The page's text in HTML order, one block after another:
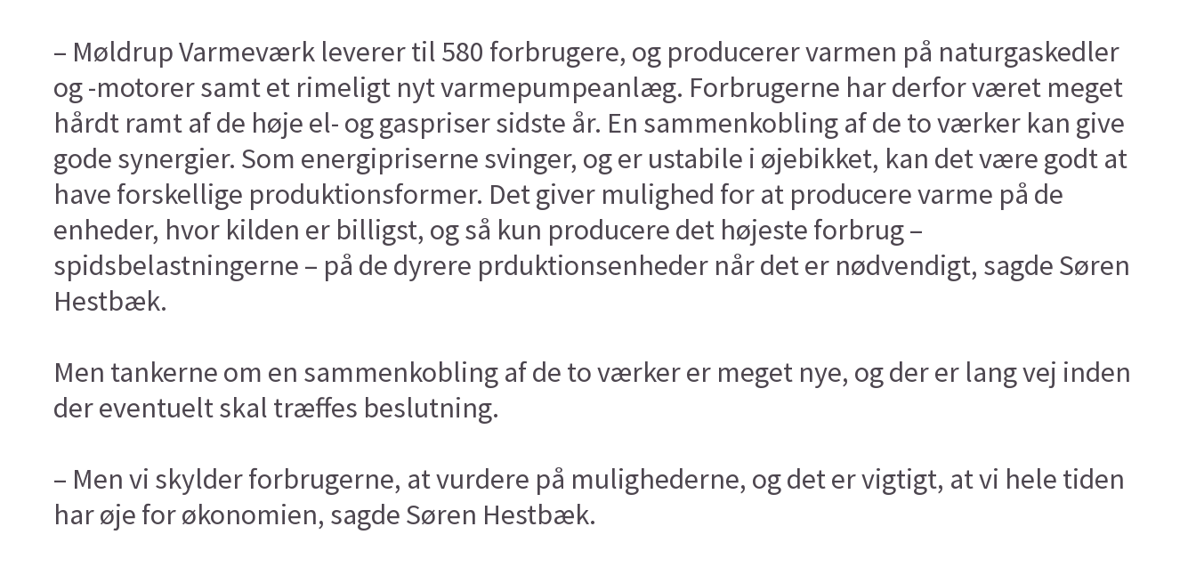
– Møldrup Varmeværk leverer til 580 forbrugere, og producerer varmen på naturgaskedler
og -motorer samt et rimeligt nyt varmepumpeanlæg. Forbrugerne har derfor været meget
hårdt ramt af de høje el- og gaspriser sidste år. En sammenkobling af de to værker kan give
gode synergier. Som energipriserne svinger, og er ustabile i øjebikket, kan det være godt at
have forskellige produktionsformer. Det giver mulighed for at producere varme på de
enheder, hvor kilden er billigst, og så kun producere det højeste forbrug –
spidsbelastningerne – på de dyrere prduktionsenheder når det er nødvendigt, sagde Søren
Hestbæk.
Men tankerne om en sammenkobling af de to værker er meget nye, og der er lang vej inden
der eventuelt skal træffes beslutning.
– Men vi skylder forbrugerne, at vurdere på mulighederne, og det er vigtigt, at vi hele tiden
har øje for økonomien, sagde Søren Hestbæk.